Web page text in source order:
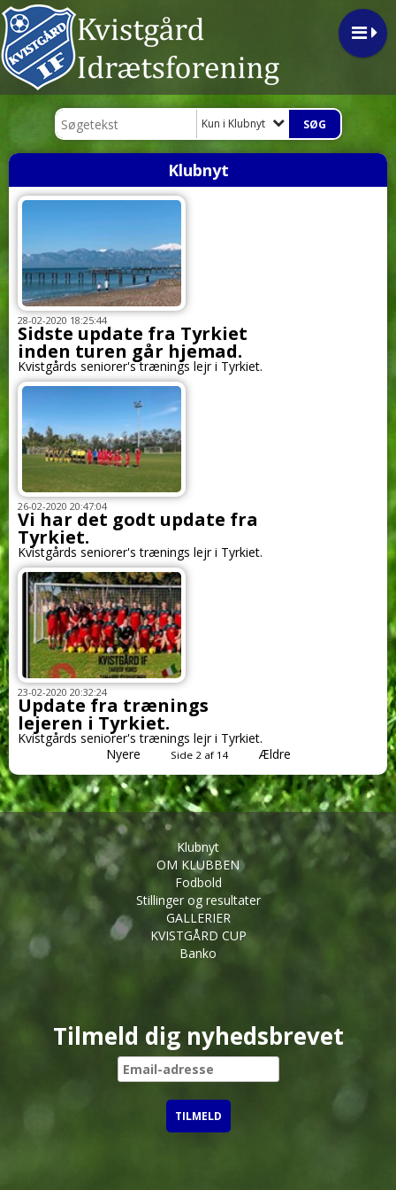
Kun i Klubnyt
Klubnyt
28-02-2020 18:25:44
Sidste update fra Tyrkiet
inden turen går hjemad.
Kvistgårds seniorer's trænings lejr i Tyrkiet.
26-02-2020 20:47:04
Vi har det godt update fra
Tyrkiet.
Kvistgårds seniorer's trænings lejr i Tyrkiet.
23-02-2020 20:32:24
Update fra trænings
lejeren i Tyrkiet.
Kvistgårds seniorer's trænings lejr i Tyrkiet.
Nyere
Side 2 af 14 Ældre
Klubnyt
OM KLUBBEN
Fodbold
Stillinger og resultater
GALLERIER
KVISTGÅRD CUP
Banko
Tilmeld dig nyhedsbrevet